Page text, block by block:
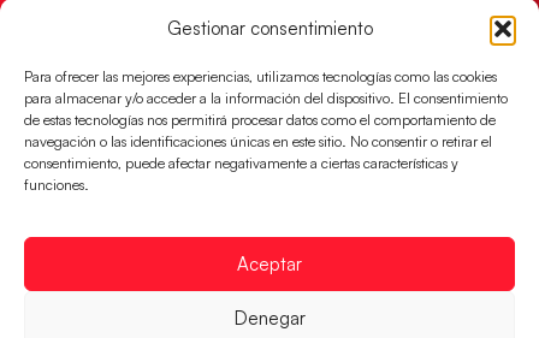
Gestionar consentimiento
Para ofrecer las mejores experiencias, utilizamos tecnologías como las cookies
para almacenar y/o acceder a la información del dispositivo. El consentimiento
de estas tecnologías nos permitirá procesar datos como el comportamiento de
navegación o las identificaciones únicas en este sitio. No consentir o retirar el
consentimiento, puede afectar negativamente a ciertas características y
funciones.
Aceptar
Denegar